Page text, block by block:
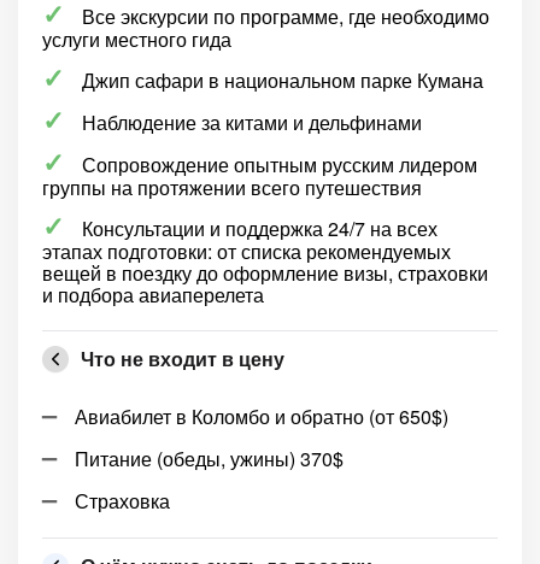
Все экскурсии по программе, где необходимо
услуги местного гида
Джип сафари в национальном парке Кумана
Наблюдение за китами и дельфинами
Сопровождение опытным русским лидером
группы на протяжении всего путешествия
Консультации и поддержка 24/7 на всех
этапах подготовки: от списка рекомендуемых
вещей в поездку до оформление визы, страховки
и подбора авиаперелета
Что не входит в цену
Авиабилет в Коломбо и обратно (от 650$)
Питание (обеды, ужины) 370$
Страховка